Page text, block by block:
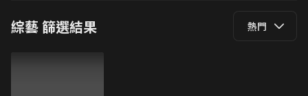
綜藝篩選結果 熱門